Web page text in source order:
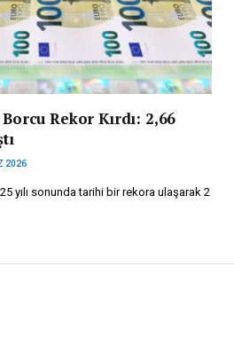
Rekor Kırdı: 2,66
2026
yılı sonunda tarihi bir rekora ulaşarak 2